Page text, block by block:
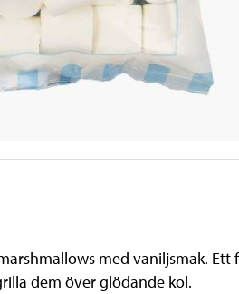
med vaniljsmak.
dem över glödande kol.